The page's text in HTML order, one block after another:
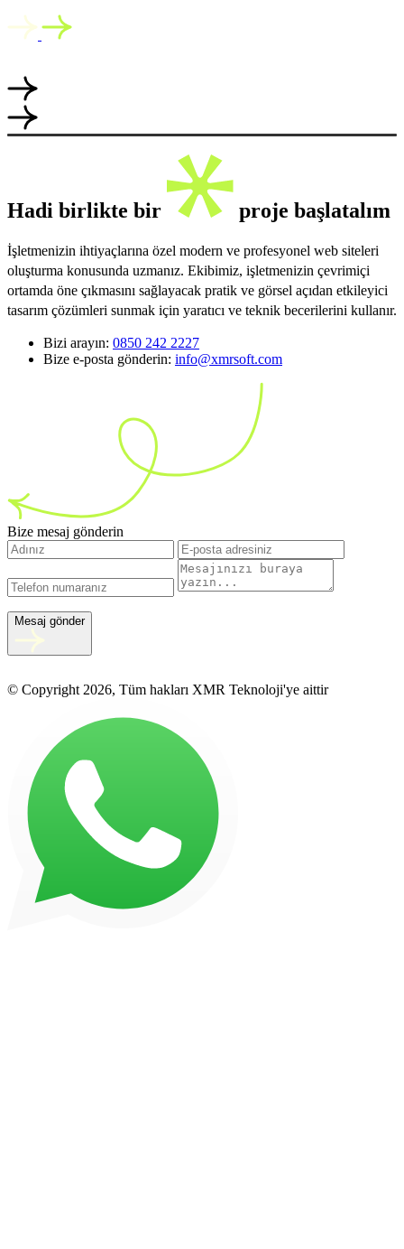
Hadi birlikte bir proje başlatalım
İşletmenizin ihtiyaçlarına özel modern ve profesyonel web siteleri
oluşturma konusunda uzmanız. Ekibimiz, işletmenizin çevrimiçi
ortamda öne çıkmasını sağlayacak pratik ve görsel açıdan etkileyici
tasarım çözümleri sunmak için yaratıcı ve teknik becerilerini kullanır.
Bizi arayın: 0850 242 2227
Bize e-posta gönderin: info@xmrsoft.com
Bize mesaj gönderin
Mesaj gönder
© Copyright 2026, Tüm hakları XMR Teknoloji'ye aittir